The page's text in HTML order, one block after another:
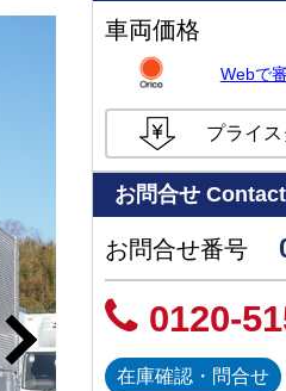
車両価格
Webで
プライ
お問合せ Contact
お問合せ番号
0120-
在庫確認・問合せ